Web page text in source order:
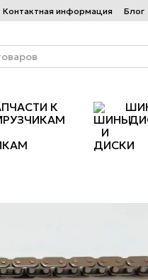
Контактная информация Блог
К